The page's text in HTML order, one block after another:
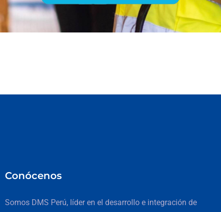
Conócenos
Somos DMS Perú, líder en el desarrollo e integración de